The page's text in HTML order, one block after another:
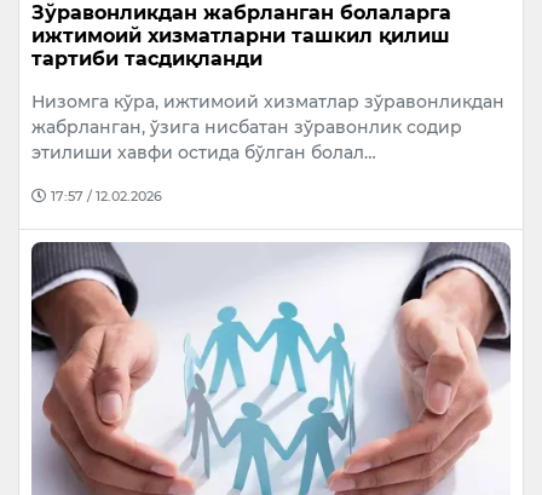
Зўравонликдан жабрланган болаларга
ижтимоий хизматларни ташкил қилиш
тартиби тасдиқланди
Низомга кўра, ижтимоий хизматлар зўравонликдан
жабрланган, ўзига нисбатан зўравонлик содир
этилиши хавфи остида бўлган болал…
17:57 / 12.02.2026